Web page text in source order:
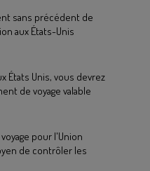
sans précédent de
aux États-Unis
États Unis, vous devrez
de voyage valable
pour l'Union
de contrôler les